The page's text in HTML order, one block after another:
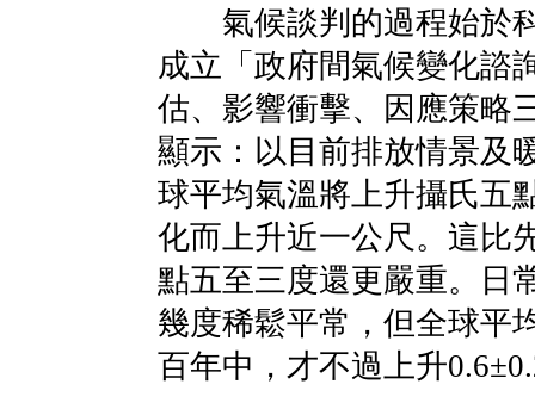
氣候談判的過程始於科
成立「政府間氣候變化諮
估、影響衝擊、因應策略
顯示：以目前排放情景及
球平均氣溫將上升攝氏五
化而上升近一公尺。這比
點五至三度還更嚴重。日
幾度稀鬆平常，但全球平
百年中，才不過上升